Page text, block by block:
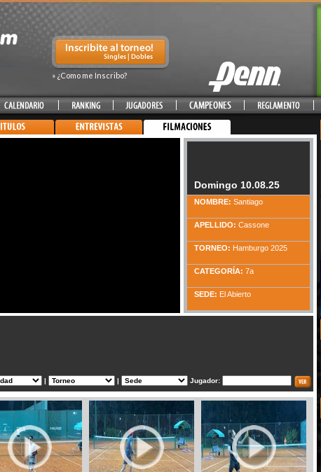
» ¿Como me Inscribo?
Domingo 10.08.25
NOMBRE: Santiago
APELLIDO: Cassone
TORNEO: Hamburgo 2025
CATEGORÍA: 7a
SEDE: El Abierto
| | Jugador: